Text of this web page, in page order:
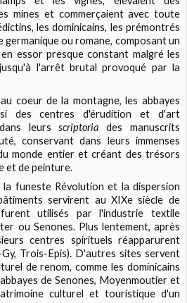
mines et commerçaient avec toute
les dominicains, les prémontrés
germanique ou romane, composant un
essor presque constant malgré les
l'arrêt brutal provoqué par la
coeur de la montagne, les abbayes
des centres d'érudition et d'art
dans leursscriptoria des manuscrits
conservant dans leurs immenses
monde entier et créant des trésors
et de peinture.
funeste Révolution et la dispersion
servirent au XIXe siècle de
utilisés par l'industrie textile
ou Senones. Plus lentement, après
centres spirituels réapparurent
Trois-Epis). D'autres sites servent
de renom, comme les dominicains
de Senones, Moyenmoutier et
culturel et touristique d'un